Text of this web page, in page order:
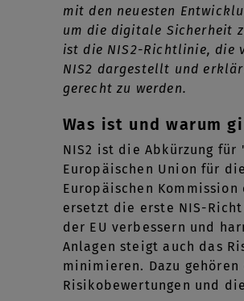
mit den neuesten
um die digitale Sicherheit
ist die NIS2-Richtlinie, die
NIS2 dargestellt und
gerecht zu werden.
Was ist und warum
NIS2 ist die Abkürzung
Europäischen Union für
Europäischen
ersetzt die erste NIS-
der EU verbessern und
Anlagen steigt auch das
minimieren. Dazu
Risikobewertungen und